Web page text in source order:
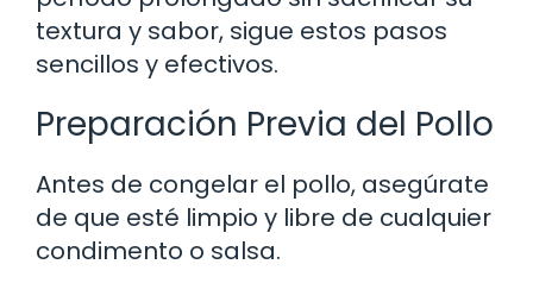
textura y sabor, sigue estos pasos
sencillos y efectivos.
Preparación Previa del Pollo
Antes de congelar el pollo, asegúrate
de que esté limpio y libre de cualquier
condimento o salsa.